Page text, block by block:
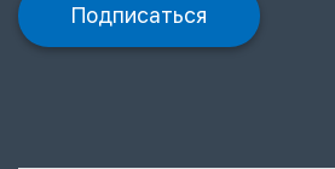
Подписаться